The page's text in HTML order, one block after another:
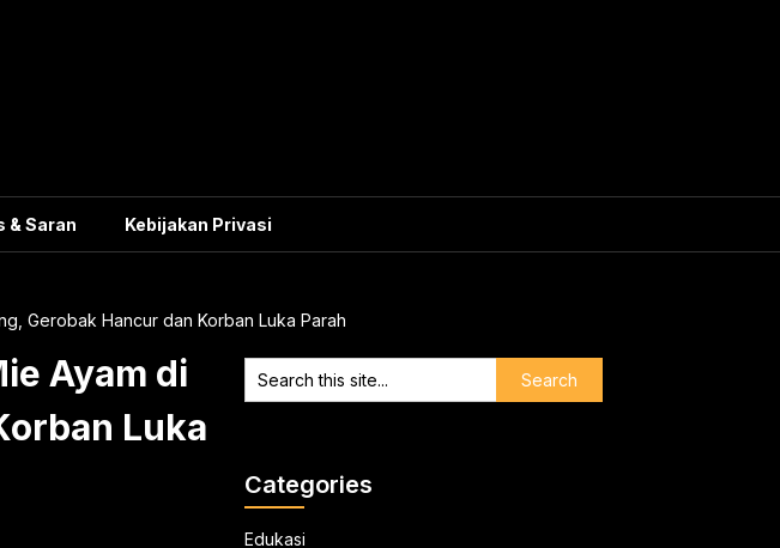
& Saran Kebijakan Privasi
Gerobak Hancur dan Korban Luka Parah
Ayam di
Luka
Categories
Edukasi